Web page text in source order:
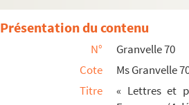
Fol. 95. Le marquis del Vasto à M. de Saint-
Fol. 97. Marie, reine de Hongrie, à M. de
Fol. 99. L'amiral d'Annebault à M. de
Fol. 100. L'empereur Charles-Quint à M.
Fol. 104. Fernando Gonzaga, vice-roi de
Présentation du contenu
N°
Granvelle 70
Cote
Ms Granvelle
Titre
« Lettres et